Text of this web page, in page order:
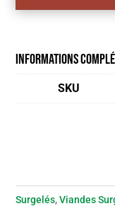
Informations
SKU
Surgelés,Viandes